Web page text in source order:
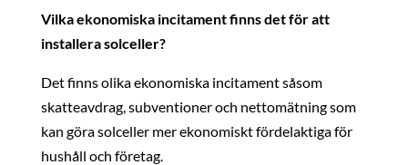
Vilka ekonomiska incitament finns det för att
installera solceller?
Det finns olika ekonomiska incitament såsom
skatteavdrag, subventioner och nettomätning som
kan göra solceller mer ekonomiskt fördelaktiga för
hushåll och företag.